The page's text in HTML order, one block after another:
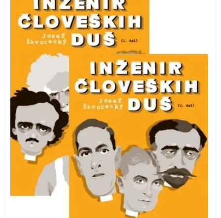
Inženir človeških duš je roman o ljubezni do življenja
in največje delo Josefa Škvoreckyja, za katero je bil
nomiran za Nobelovo nagrado.